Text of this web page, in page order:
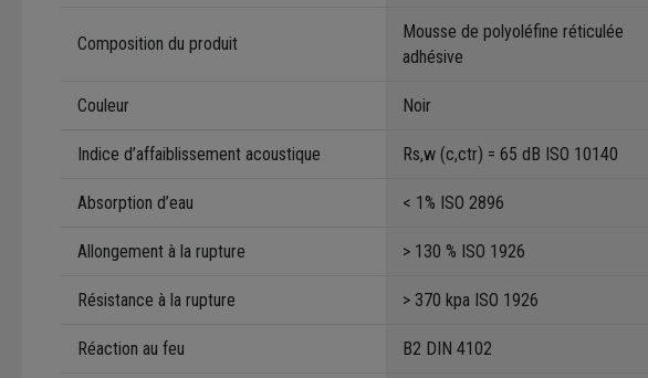
Composition du produit
Mousse de polyoléfine réticulée
adhésive
Couleur Noir
Indice d’affaiblissement acoustique Rs,w (c,ctr) = 65 dB ISO 10140
Absorption d’eau < 1% ISO 2896
Allongement à la rupture > 130 % ISO 1926
Résistance à la rupture > 370 kpa ISO 1926
Réaction au feu B2 DIN 4102